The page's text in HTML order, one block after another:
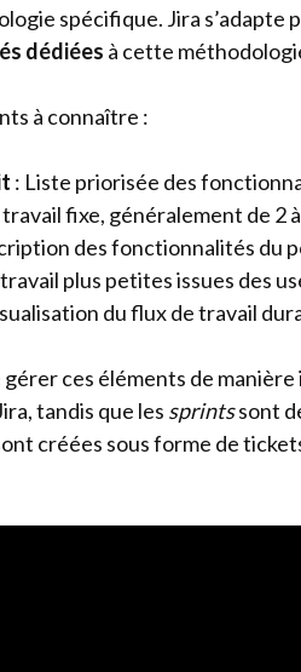
spécifique. Jira s’adapte
dédiées à cette
à connaître :
: Liste priorisée des
fixe, généralement de 2
des fonctionnalités du
plus petites issues des
du flux de travail
ces éléments de
tandis que les sprintssont
créées sous forme de